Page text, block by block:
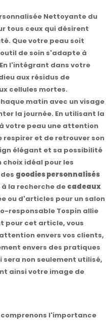
Nettoyante du
tous ceux qui désirent
Que votre peau soit
de soin s'adapte à
l'intégrant dans votre
aux résidus de
cellules mortes.
matin avec un visage
la journée. En utilisant la
votre peau une attention
et de retrouver son
élégant et sa possibilité
idéal pour les
goodies personnalisés
à la recherche de cadeaux
ou d'articles pour un salon
responsable Tospin allie
pour cet article, vous
envers vos clients,
envers des pratiques
non seulement utilisé,
ainsi votre image de
comprenons l'importance